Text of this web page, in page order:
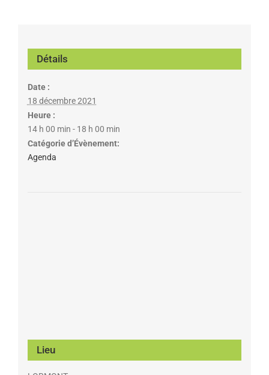
Détails
Date :
18 décembre 2021
Heure :
14 h 00 min - 18 h 00 min
Catégorie d’Évènement:
Agenda
Lieu